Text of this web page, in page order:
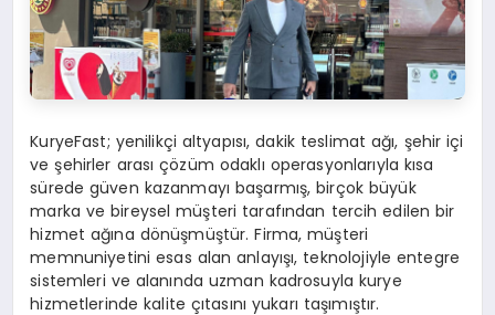
KuryeFast; yenilikçi altyapısı, dakik teslimat ağı, şehir içi
ve şehirler arası çözüm odaklı operasyonlarıyla kısa
sürede güven kazanmayı başarmış, birçok büyük
marka ve bireysel müşteri tarafından tercih edilen bir
hizmet ağına dönüşmüştür. Firma, müşteri
memnuniyetini esas alan anlayışı, teknolojiyle entegre
sistemleri ve alanında uzman kadrosuyla kurye
hizmetlerinde kalite çıtasını yukarı taşımıştır.